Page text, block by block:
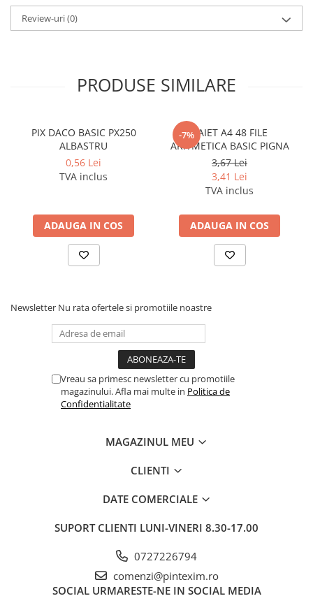
Produse Craft
Jocuri / Party
Coperti scolare
Diverse articole pentru scoala
Produse curatenie
Instrumente de scris
Creioane
Creioane cerate
Creioane colorate
Creioane mecanice si rezerve
Linere si rollere
Markere evidentiatoare text
Markere vopsea / creta lichida
Review-uri(0)
PRODUSE SIMILARE
PIX DACO BASIC PX250
ALBASTRU
0,56 Lei
TVA inclus
ADAUGA IN COS
-7%CAIET A4 48 FILE
ARITMETICA BASIC PIGNA
3,67 Lei
3,41 Lei
TVA inclus
ADAUGA IN COS
Newsletter Nu rata ofertele si promotiile noastre
Vreau sa primesc newsletter cu promotiile
magazinului. Afla mai multe in Politica de
Confidentialitate
MAGAZINUL MEU
CLIENTI
DATE COMERCIALE
SUPORT CLIENTI LUNI-VINERI 8.30-17.00
0727226794
comenzi@pintexim.ro
SOCIAL URMARESTE-NE IN SOCIAL MEDIA